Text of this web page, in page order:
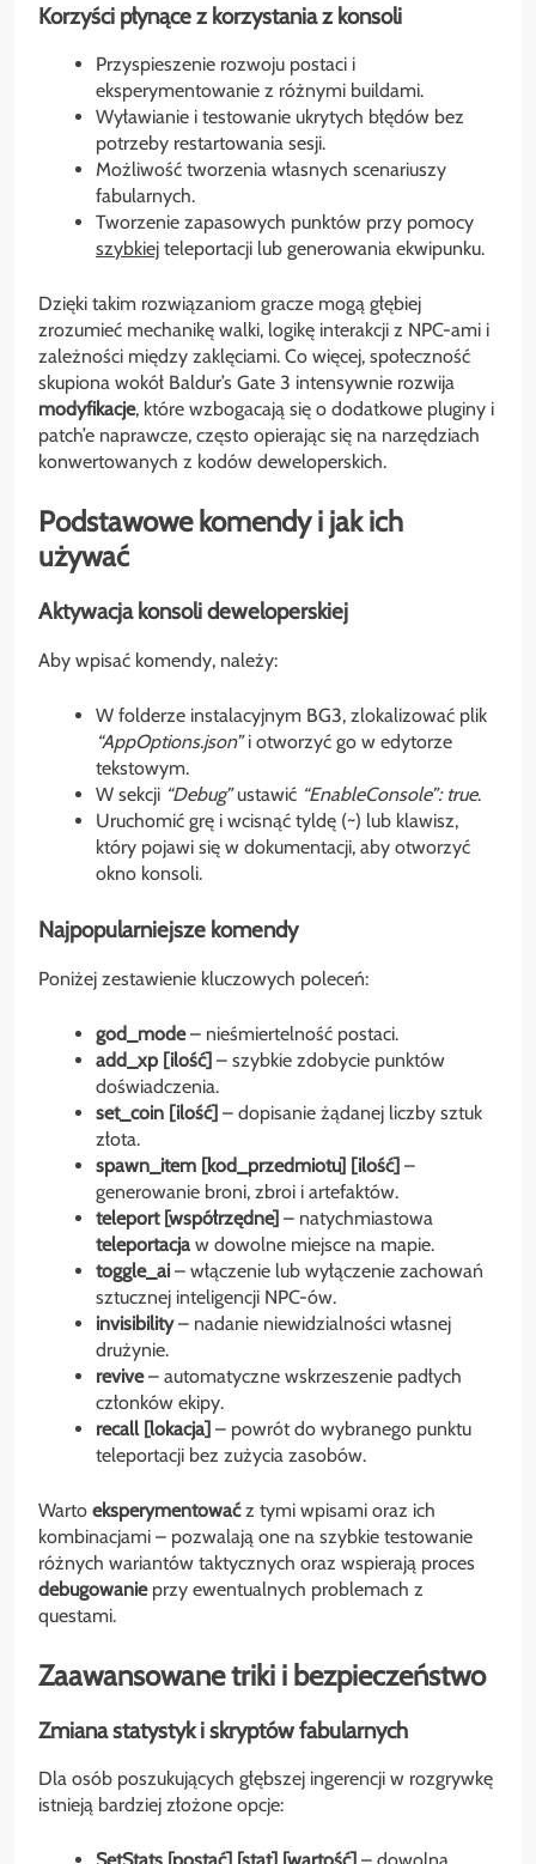
Korzyści płynące z korzystania z konsoli
Przyspieszenie rozwoju postaci i
eksperymentowanie z różnymi buildami.
Wyławianie i testowanie ukrytych błędów bez
potrzeby restartowania sesji.
Możliwość tworzenia własnych scenariuszy
fabularnych.
Tworzenie zapasowych punktów przy pomocy
szybkiej teleportacji lub generowania ekwipunku.
Dzięki takim rozwiązaniom gracze mogą głębiej
zrozumieć mechanikę walki, logikę interakcji z NPC-ami i
zależności między zaklęciami. Co więcej, społeczność
skupiona wokół Baldur’s Gate 3 intensywnie rozwija
modyfikacje, które wzbogacają się o dodatkowe pluginy i
patch’e naprawcze, często opierając się na narzędziach
konwertowanych z kodów deweloperskich.
Podstawowe komendy i jak ich
używać
Aktywacja konsoli deweloperskiej
Aby wpisać komendy, należy:
W folderze instalacyjnym BG3, zlokalizować plik
“AppOptions.json”i otworzyć go w edytorze
tekstowym.
W sekcji “Debug”ustawić “EnableConsole”: true.
Uruchomić grę i wcisnąć tyldę (~) lub klawisz,
który pojawi się w dokumentacji, aby otworzyć
okno konsoli.
Najpopularniejsze komendy
Poniżej zestawienie kluczowych poleceń:
god_mode– nieśmiertelność postaci.
add_xp [ilość] – szybkie zdobycie punktów
doświadczenia.
set_coin [ilość] – dopisanie żądanej liczby sztuk
złota.
spawn_item [kod_przedmiotu] [ilość] –
generowanie broni, zbroi i artefaktów.
teleport [współrzędne] – natychmiastowa
teleportacjaw dowolne miejsce na mapie.
toggle_ai – włączenie lub wyłączenie zachowań
sztucznej inteligencji NPC-ów.
invisibility– nadanie niewidzialności własnej
drużynie.
revive– automatyczne wskrzeszenie padłych
członków ekipy.
recall [lokacja] – powrót do wybranego punktu
teleportacji bez zużycia zasobów.
Warto eksperymentowaćz tymi wpisami oraz ich
kombinacjami – pozwalają one na szybkie testowanie
różnych wariantów taktycznych oraz wspierają proces
debugowanieprzy ewentualnych problemach z
questami.
Zaawansowane triki i bezpieczeństwo
Zmiana statystyk i skryptów fabularnych
Dla osób poszukujących głębszej ingerencji w rozgrywkę
istnieją bardziej złożone opcje: